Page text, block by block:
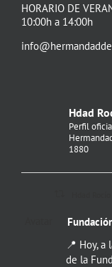
HORARIO DE
10:00h a 14:00h
Hdad
Perfil
1880
📍 Hoy, a
de la